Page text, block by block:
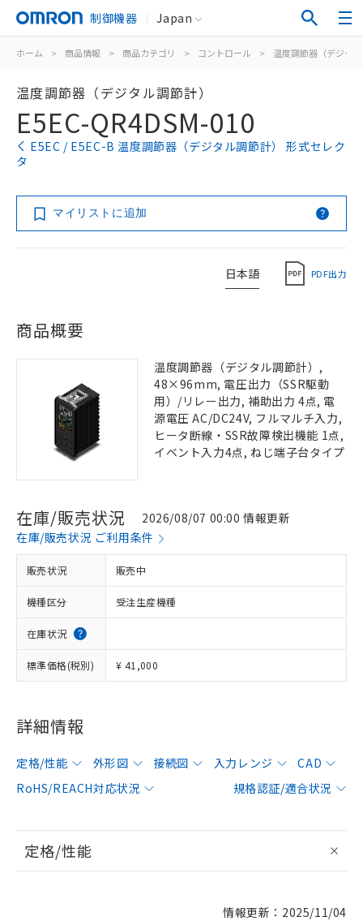
制御機器 Japan
ホーム > 商品情報 > 商品カテゴリ > コントロール > 温度調節器（デジタ
温度調節器（デジタル調節計）
E5EC-QR4DSM-010
E5EC / E5EC-B 温度調節器（デジタル調節計） 形式セレク
タ
マイリストに追加
日本語 PDF出力
商品概要
温度調節器（デジタル調節計）,
48×96mm, 電圧出力（SSR駆動
用）/リレー出力, 補助出力 4点, 電
源電圧 AC/DC24V, フルマルチ入力,
ヒータ断線・SSR故障検出機能 1点,
イベント入力4点, ねじ端子台タイプ
在庫/販売状況
2026/08/07 00:00 情報更新
在庫/販売状況 ご利用条件
販売状況 販売中
機種区分 受注生産機種
在庫状況
標準価格(税別) ¥ 41,000
詳細情報
定格/性能 外形図 接続図 入力レンジ
CAD
RoHS/REACH対応状況
規格認証/適合状況
定格/性能
情報更新：2025/11/04